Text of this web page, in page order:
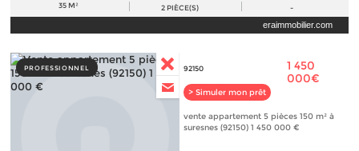
35 M² 2 PIÈCE(S) -
eraimmobilier.com
PROFESSIONNEL 92150
> Simuler mon prêt
1 450
000€
vente appartement 5 pièces 150 m² à
suresnes (92150) 1 450 000 €